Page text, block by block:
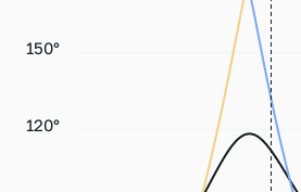
120°
150°